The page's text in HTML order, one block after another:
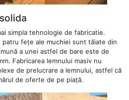
simpla tehnologie de fabricatie.
fețe ale muchiei sunt tăiate din
a unei astfel de bare este de
Fabricarea lemnului masiv nu
de prelucrare a lemnului, astfel că
de oferte de pe piață.